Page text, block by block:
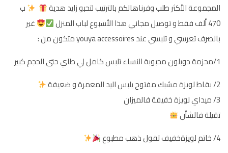
المجموعة الأكثر طلب وفرناهالكم بالترتيب لتحبو زايد هدية
ب
470 ألف فقط و توصيل مجاني هذا الأسبوع لباب المنزل
غير
بالصرف تعرسي و تلبسي عند youya accessoires متكون من :
1/محزمة دوبلون محبوبة النساء تلبس كامل لي طاي حتى الحجم كبير
2/ بقاط لويزة مشبك مفتوح يلبس اليد المعمرة و ضعيفة
3/ ميداي لويزة خفيفة فالميزان
تقيلة فالشأن
4/ خاتم لويزةخفيف تقول ذهب مطبوع